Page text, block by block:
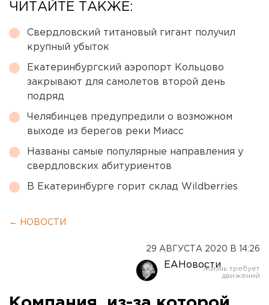
ЧИТАЙТЕ ТАКЖЕ:
Свердловский титановый гигант получил
крупный убыток
Екатеринбургский аэропорт Кольцово
закрывают для самолетов второй день
подряд
Челябинцев предупредили о возможном
выходе из берегов реки Миасс
Названы самые популярные направления у
свердловских абитуриентов
В Екатеринбурге горит склад Wildberries
← НОВОСТИ
29 АВГУСТА 2020 В 14:26
ЕАНовости